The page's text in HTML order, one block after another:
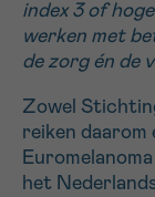
index 3 of
werken met
de zorg én de
Zowel
reiken daarom
het